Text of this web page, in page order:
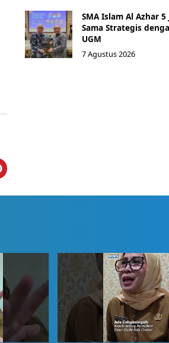
SMA Islam Al Azhar
Sama Strategis
UGM
7 Agustus 2026